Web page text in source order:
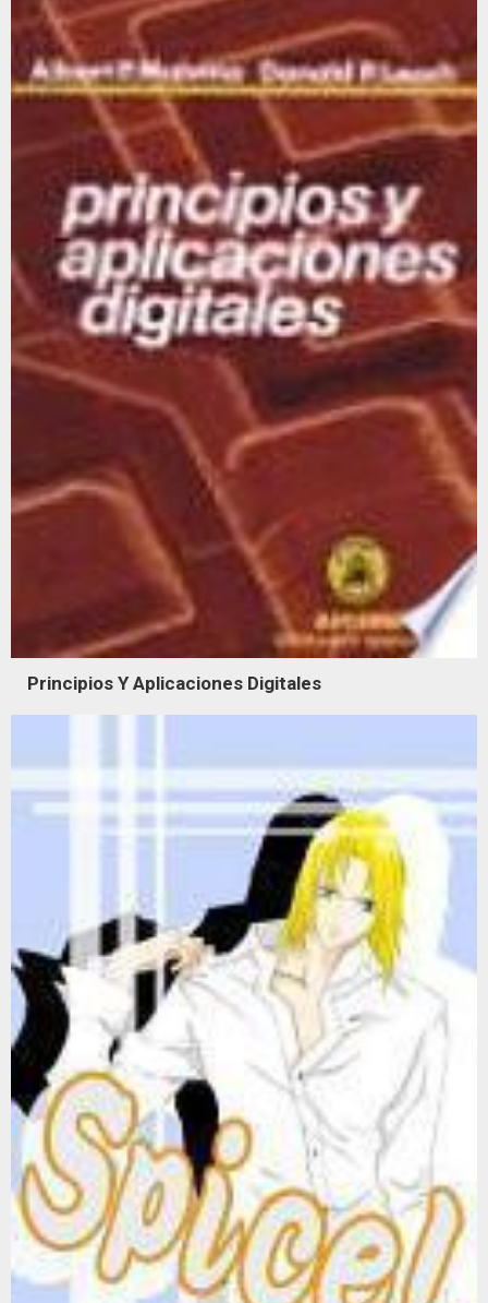
Principios Y Aplicaciones Digitales